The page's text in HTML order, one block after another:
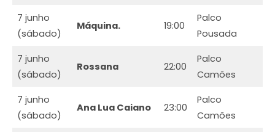
7 junho
(sábado)
Máquina. 19:00
Palco
Pousada
7 junho
(sábado)
Rossana 22:00
Palco
Camões
7 junho
(sábado)
Ana Lua Caiano 23:00
Palco
Camões